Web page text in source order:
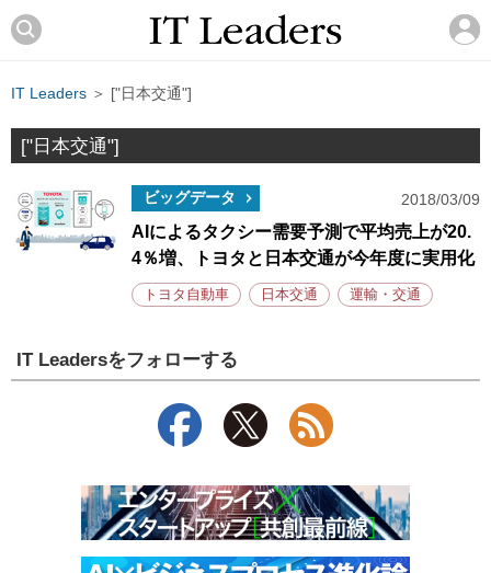
IT Leaders ＞ ["日本交通"]
["日本交通"]
ビッグデータ 2018/03/09
AIによるタクシー需要予測で平均売上が20.
4％増、トヨタと日本交通が今年度に実用化
トヨタ自動車 日本交通 運輸・交通
IT Leadersをフォローする